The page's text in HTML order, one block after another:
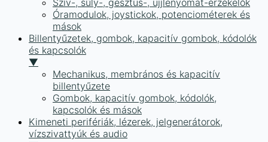
Szív-, súly-, gesztus-, ujjlenyomat-érzékelők
Óramodulok, joystickok, potenciométerek és
mások
Billentyűzetek, gombok, kapacitív gombok, kódolók
és kapcsolók
▼
Mechanikus, membrános és kapacitív
billentyűzete
Gombok, kapacitív gombok, kódolók,
kapcsolók és mások
Kimeneti perifériák, lézerek, jelgenerátorok,
vízszivattyúk és audio